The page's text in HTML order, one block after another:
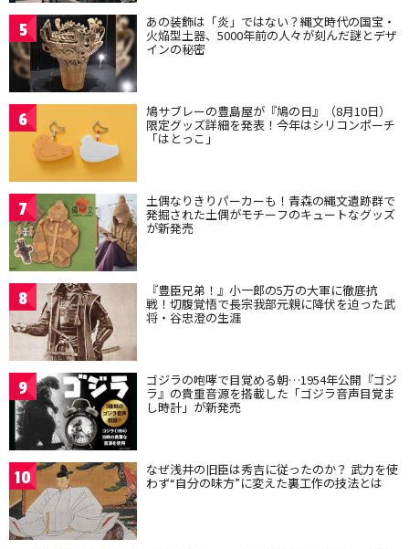
5 あの装飾は「炎」ではない？縄文時代の国宝・
火焔型土器、5000年前の人々が刻んだ謎とデザ
インの秘密
6 鳩サブレーの豊島屋が『鳩の日』（8月10日）
限定グッズ詳細を発表！今年はシリコンポーチ
「はとっこ」
7 土偶なりきりパーカーも！青森の縄文遺跡群で
発掘された土偶がモチーフのキュートなグッズ
が新発売
8 『豊臣兄弟！』小一郎の5万の大軍に徹底抗
戦！切腹覚悟で長宗我部元親に降伏を迫った武
将・谷忠澄の生涯
9 ゴジラの咆哮で目覚める朝…1954年公開『ゴジ
ラ』の貴重音源を搭載した「ゴジラ音声目覚ま
し時計」が新発売
10 なぜ浅井の旧臣は秀吉に従ったのか？ 武力を使
わず“自分の味方”に変えた裏工作の技法とは